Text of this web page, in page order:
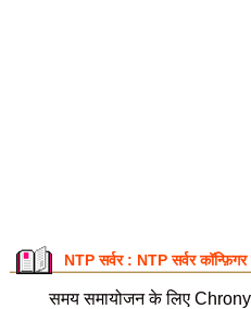
NTP सर्वर : NTP सर्वर
समय समायोजन के लिए